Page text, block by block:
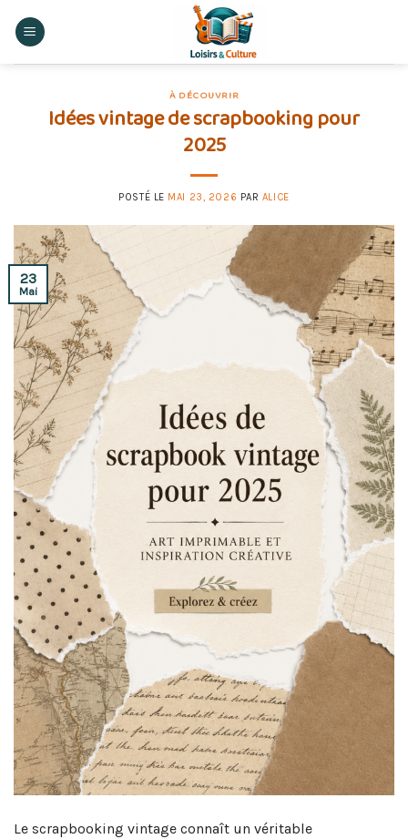
À DÉCOUVRIR
Idées vintage de scrapbooking pour
2025
POSTÉ LE MAI 23, 2026 PAR ALICE
23
Mai
Le scrapbooking vintage connaît un véritable